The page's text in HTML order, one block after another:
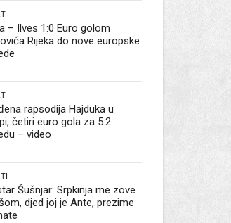
– Ilves 1:0 Euro golom
Rijeka do nove europske
rapsodija Hajduka u
četiri euro gola za 5:2
– video
Šušnjar: Srpkinja me zove
djed joj je Ante, prezime